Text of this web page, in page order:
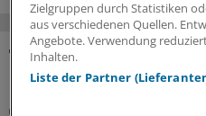
MEHR ZUM THEMA
Zielgruppen durch Statistiken
aus verschiedenen Quellen.
Angebote. Verwendung
Inhalten.
Liste der Partner